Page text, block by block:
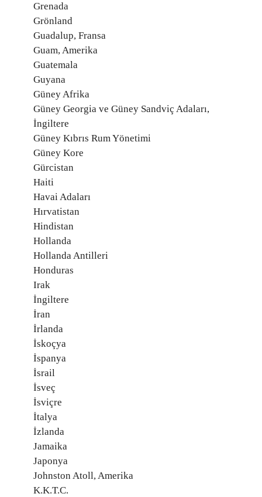
Grenada
Grönland
Guadalup, Fransa
Guam, Amerika
Guatemala
Guyana
Güney Afrika
Güney Georgia ve Güney Sandviç Adaları,
İngiltere
Güney Kıbrıs Rum Yönetimi
Güney Kore
Gürcistan
Haiti
Havai Adaları
Hırvatistan
Hindistan
Hollanda
Hollanda Antilleri
Honduras
Irak
İngiltere
İran
İrlanda
İskoçya
İspanya
İsrail
İsveç
İsviçre
İtalya
İzlanda
Jamaika
Japonya
Johnston Atoll, Amerika
K.K.T.C.